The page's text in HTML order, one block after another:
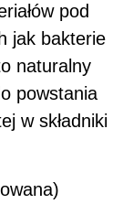
pod
jak bakterie
naturalny
powstania
w składniki